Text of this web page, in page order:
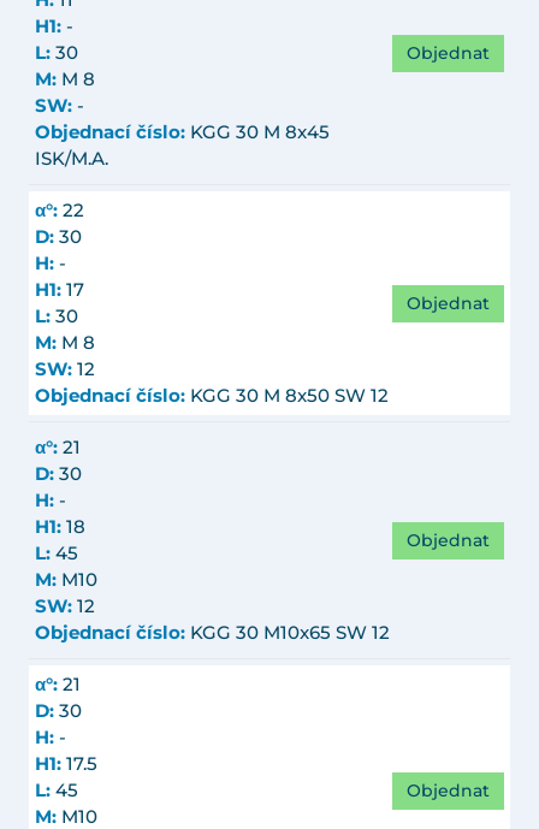
H1: -
L: 30
M: M 8
SW: -
Objednací číslo: KGG 30 M 8x45
ISK/M.A.
Objednat
α°: 22
D: 30
H: -
H1: 17
L: 30
M: M 8
SW: 12
Objednací číslo: KGG 30 M 8x50 SW 12
Objednat
α°: 21
D: 30
H: -
H1: 18
L: 45
M: M10
SW: 12
Objednací číslo: KGG 30 M10x65 SW 12
Objednat
α°: 21
D: 30
H: -
H1: 17.5
L: 45
M: M10
Objednat